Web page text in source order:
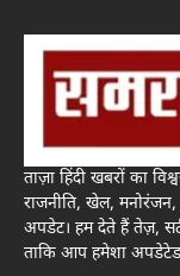
ताज़ा हिंदी खबरों का
राजनीति, खेल,
अपडेट। हम देते हैं तेज़,
ताकि आप हमेशा अपडेटेड